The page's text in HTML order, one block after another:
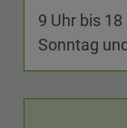
9 Uhr bis 18
Sonntag